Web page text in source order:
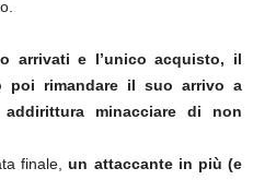
arrivati e l’unico acquisto, il
poi rimandare il suo arrivo a
minacciare di non
finale,un attaccante in più (e